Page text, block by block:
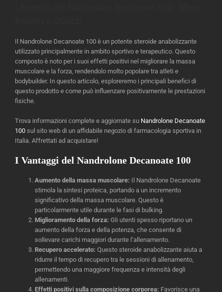
Il Nandrolone Decanoate 100 è un potente steroide anabolizzante
utilizzato principalmente in ambito sportivo e terapeutico. Questo
composto è noto per i suoi effetti positivi nel migliorare la massa
muscolare e la forza, rendendolo molto popolare tra atleti e
bodybuilder. In questo articolo, esploreremo i principali benefici di
questo prodotto e come può influenzare positivamente le prestazioni
fisiche.
Trova informazioni complete e aggiornate su Nandrolone Decanoate
100 sul sito web di un affidabile negozio di farmacologia sportiva in
Italia. Affrettati ad acquistare!
I Vantaggi del Nandrolone Decanoate 100
Aumento della massa muscolare: Il Nandrolone Decanoate
stimola la sintesi proteica, portando a un incremento
significativo della massa muscolare. Questo è
particolarmente utile durante le fasi di bulking.
Miglioramento della forza: Gli utenti spesso riportano un
aumento della forza e della potenza, che consente di
sollevare carichi maggiori durante l’allenamento.
Recupero accelerato: Questo steroide anabolizzante aiuta a
ridurre il tempo di recupero tra le sessioni di allenamento,
permettendo una maggiore frequenza e intensità degli
allenamenti.
Effetti positivi sulla composizione corporea: Favorisce una